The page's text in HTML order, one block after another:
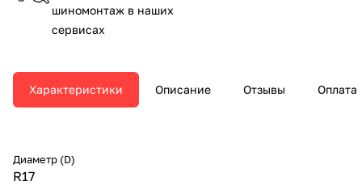
шиномонтаж в наших
сервисах
Характеристики Описание Отзывы Оплата
Диаметр (D)
R17